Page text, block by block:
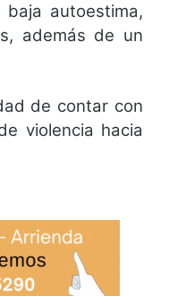
autoestima,
además de un
de contar con
violencia hacia